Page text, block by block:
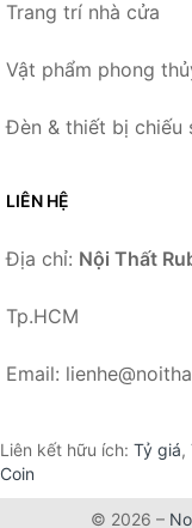
Trang trí nhà cửa
Vật phẩm phong
Đèn & thiết bị chiếu
LIÊN HỆ
Địa chỉ: Nội Thất
Tp.HCM
Email:
Liên kết hữu ích: Tỷ giá,
Coin
© 2026 –